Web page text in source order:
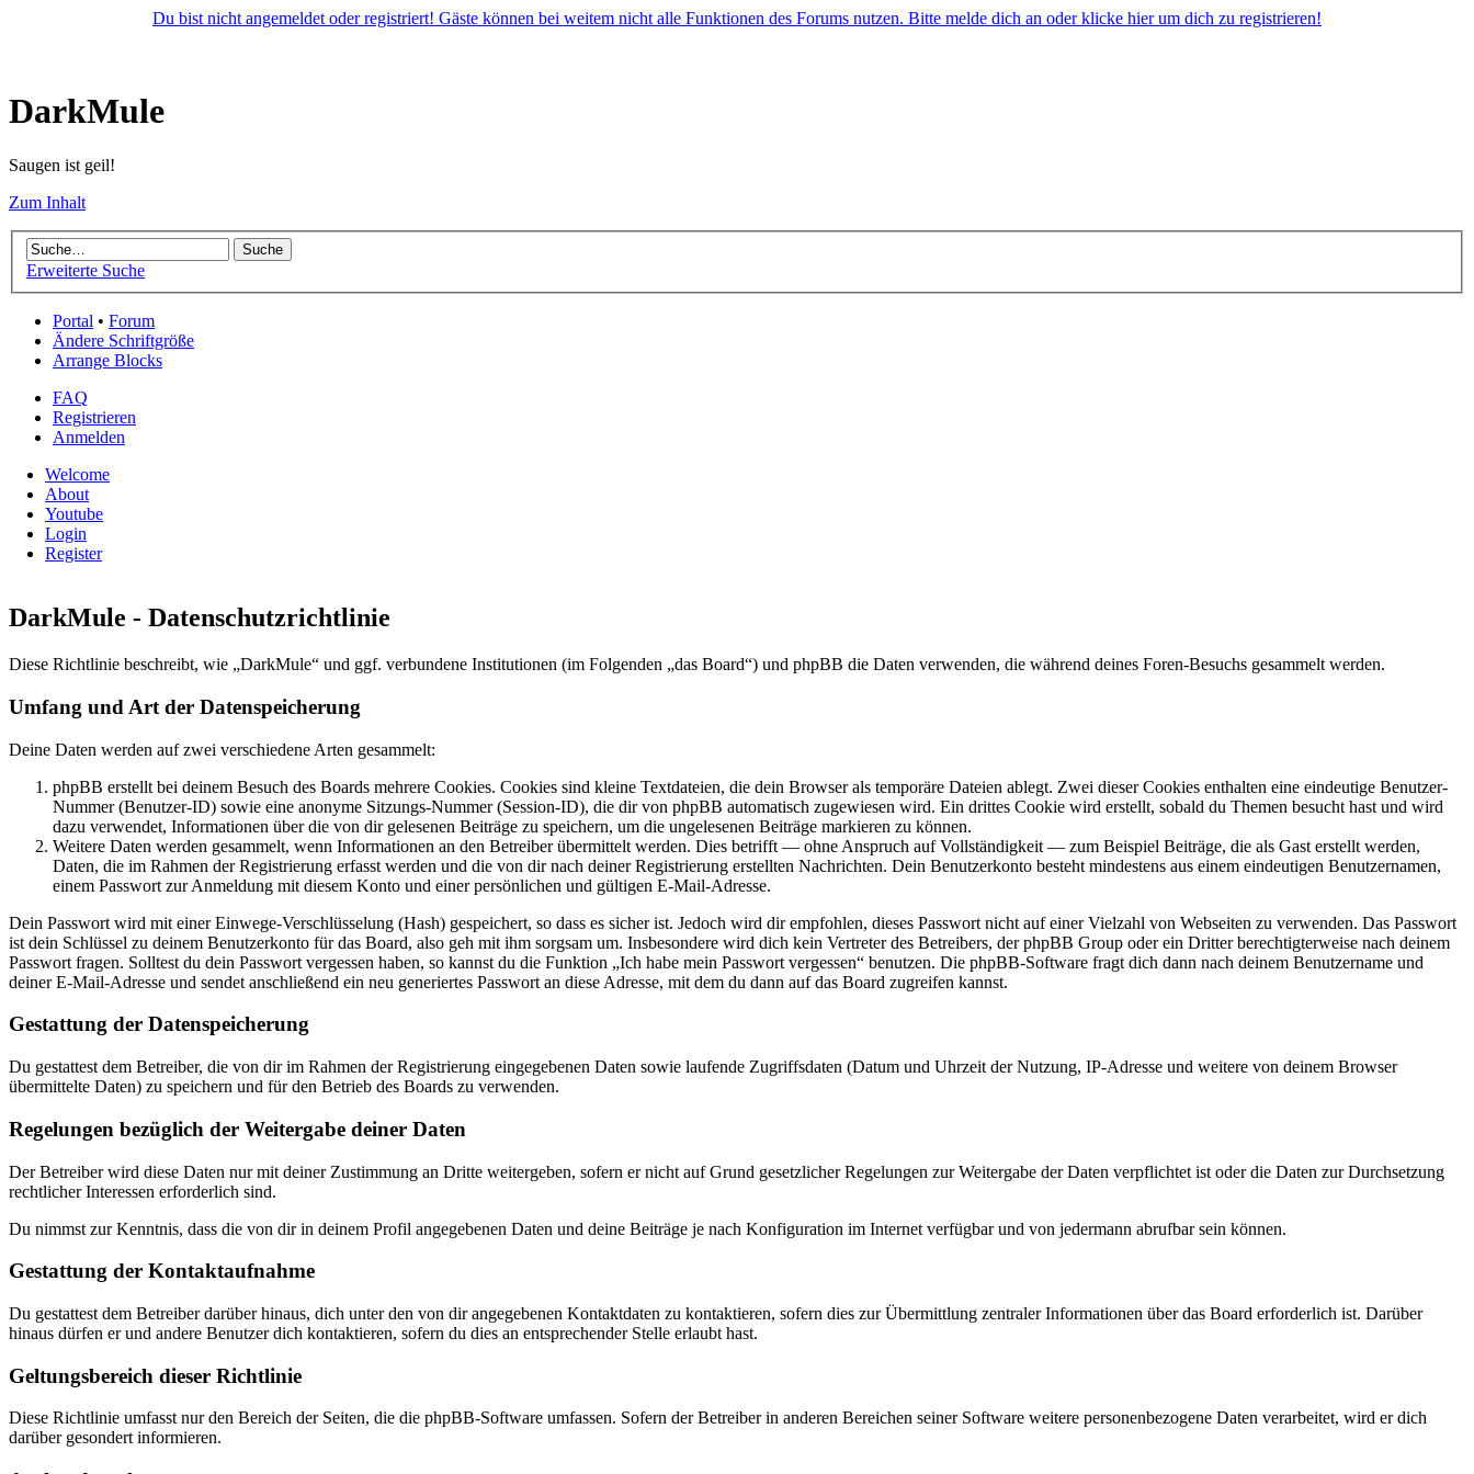
Du bist nicht angemeldet oder registriert! Gäste können bei weitem nicht alle Funktionen des Forums nutzen. Bitte melde dich an oder klicke hier um dich zu registrieren!
DarkMule
Saugen ist geil!
Zum Inhalt
Erweiterte Suche
Portal • Forum
Ändere Schriftgröße
Arrange Blocks
FAQ
Registrieren
Anmelden
Welcome
About
Youtube
Login
Register
DarkMule - Datenschutzrichtlinie
Diese Richtlinie beschreibt, wie „DarkMule“ und ggf. verbundene Institutionen (im Folgenden „das Board“) und phpBB die Daten verwenden, die während deines Foren-Besuchs gesammelt werden.
Umfang und Art der Datenspeicherung
Deine Daten werden auf zwei verschiedene Arten gesammelt:
phpBB erstellt bei deinem Besuch des Boards mehrere Cookies. Cookies sind kleine Textdateien, die dein Browser als temporäre Dateien ablegt. Zwei dieser Cookies enthalten eine eindeutige Benutzer-
Nummer (Benutzer-ID) sowie eine anonyme Sitzungs-Nummer (Session-ID), die dir von phpBB automatisch zugewiesen wird. Ein drittes Cookie wird erstellt, sobald du Themen besucht hast und wird
dazu verwendet, Informationen über die von dir gelesenen Beiträge zu speichern, um die ungelesenen Beiträge markieren zu können.
Weitere Daten werden gesammelt, wenn Informationen an den Betreiber übermittelt werden. Dies betrifft — ohne Anspruch auf Vollständigkeit — zum Beispiel Beiträge, die als Gast erstellt werden,
Daten, die im Rahmen der Registrierung erfasst werden und die von dir nach deiner Registrierung erstellten Nachrichten. Dein Benutzerkonto besteht mindestens aus einem eindeutigen Benutzernamen,
einem Passwort zur Anmeldung mit diesem Konto und einer persönlichen und gültigen E-Mail-Adresse.
Dein Passwort wird mit einer Einwege-Verschlüsselung (Hash) gespeichert, so dass es sicher ist. Jedoch wird dir empfohlen, dieses Passwort nicht auf einer Vielzahl von Webseiten zu verwenden. Das Passwort
ist dein Schlüssel zu deinem Benutzerkonto für das Board, also geh mit ihm sorgsam um. Insbesondere wird dich kein Vertreter des Betreibers, der phpBB Group oder ein Dritter berechtigterweise nach deinem
Passwort fragen. Solltest du dein Passwort vergessen haben, so kannst du die Funktion „Ich habe mein Passwort vergessen“ benutzen. Die phpBB-Software fragt dich dann nach deinem Benutzername und
deiner E-Mail-Adresse und sendet anschließend ein neu generiertes Passwort an diese Adresse, mit dem du dann auf das Board zugreifen kannst.
Gestattung der Datenspeicherung
Du gestattest dem Betreiber, die von dir im Rahmen der Registrierung eingegebenen Daten sowie laufende Zugriffsdaten (Datum und Uhrzeit der Nutzung, IP-Adresse und weitere von deinem Browser
übermittelte Daten) zu speichern und für den Betrieb des Boards zu verwenden.
Regelungen bezüglich der Weitergabe deiner Daten
Der Betreiber wird diese Daten nur mit deiner Zustimmung an Dritte weitergeben, sofern er nicht auf Grund gesetzlicher Regelungen zur Weitergabe der Daten verpflichtet ist oder die Daten zur Durchsetzung
rechtlicher Interessen erforderlich sind.
Du nimmst zur Kenntnis, dass die von dir in deinem Profil angegebenen Daten und deine Beiträge je nach Konfiguration im Internet verfügbar und von jedermann abrufbar sein können.
Gestattung der Kontaktaufnahme
Du gestattest dem Betreiber darüber hinaus, dich unter den von dir angegebenen Kontaktdaten zu kontaktieren, sofern dies zur Übermittlung zentraler Informationen über das Board erforderlich ist. Darüber
hinaus dürfen er und andere Benutzer dich kontaktieren, sofern du dies an entsprechender Stelle erlaubt hast.
Geltungsbereich dieser Richtlinie
Diese Richtlinie umfasst nur den Bereich der Seiten, die die phpBB-Software umfassen. Sofern der Betreiber in anderen Bereichen seiner Software weitere personenbezogene Daten verarbeitet, wird er dich
darüber gesondert informieren.